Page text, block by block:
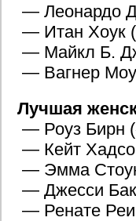
— Леонардо
— Итан Хоук
— Майкл Б.
— Вагнер
Лучшая
— Роуз Бирн
— Кейт
— Эмма
— Джесси
— Ренате